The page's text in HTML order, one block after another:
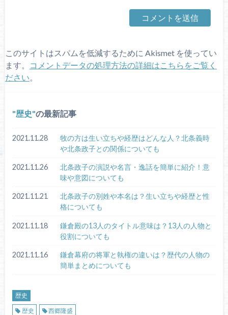
このサイトはスパムを低減するために Akismet を使ってい
ます。
コメントデータの処理方法の詳細はこちらをご覧く
ださい。
歴史 の最新記事
2021.11.28
牧の方は生い立ちや経歴はどんな人？北条義時
や北条政子との関係についても
2021.11.26
北条政子の演説や名言・逸話を簡単に紹介！意
味や意図についても
2021.11.21
北条政子の別姓や本名は？生い立ちや経歴と性
格についても
2021.11.18
鎌倉殿の13人のタイトル意味は？13人の人物と
役割についても
2021.11.16
鎌倉幕府の将軍と執権の違いは？歴代の人物の
簡単まとめについても
歴史
歴史
西郷隆盛